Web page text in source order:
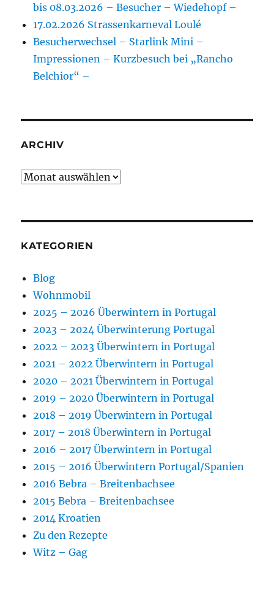
bis 08.03.2026 – Besucher – Wiedehopf –
17.02.2026 Strassenkarneval Loulé
Besucherwechsel – Starlink Mini –
Impressionen – Kurzbesuch bei „Rancho
Belchior“ –
ARCHIV
Archiv
KATEGORIEN
Blog
Wohnmobil
2025 – 2026 Überwintern in Portugal
2023 – 2024 Überwinterung Portugal
2022 – 2023 Überwintern in Portugal
2021 – 2022 Überwintern in Portugal
2020 – 2021 Überwintern in Portugal
2019 – 2020 Überwintern in Portugal
2018 – 2019 Überwintern in Portugal
2017 – 2018 Überwintern in Portugal
2016 – 2017 Überwintern in Portugal
2015 – 2016 Überwintern Portugal/Spanien
2016 Bebra – Breitenbachsee
2015 Bebra – Breitenbachsee
2014 Kroatien
Zu den Rezepte
Witz – Gag